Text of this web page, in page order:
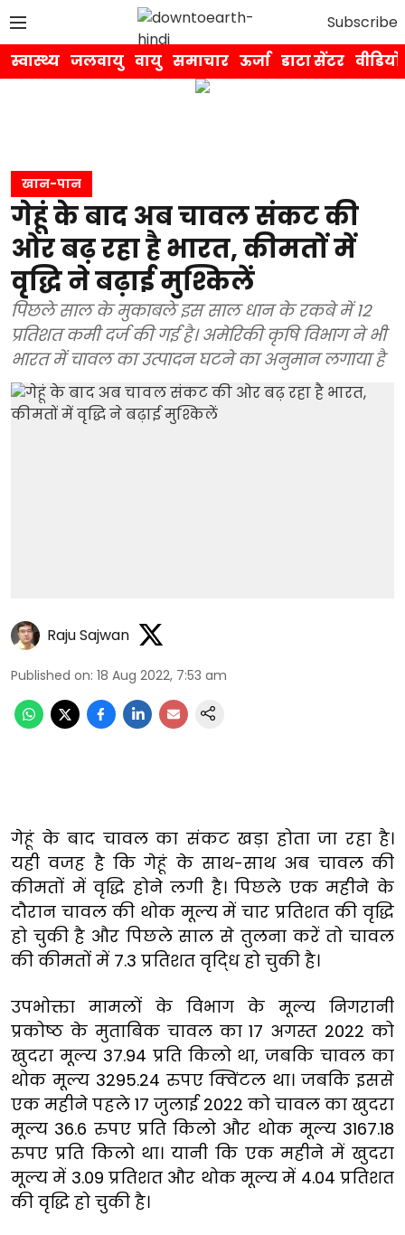
Subscribe
स्वास्थ्य जलवायु वायु समाचार ऊर्जा डाटा सेंटर वीडियो
खान-पान
गेहूं के बाद अब चावल संकट की
ओर बढ़ रहा है भारत, कीमतों में
वृद्धि ने बढ़ाई मुश्किलें
पिछले साल के मुकाबले इस साल धान के रकबे में 12
प्रतिशत कमी दर्ज की गई है। अमेरिकी कृषि विभाग ने भी
भारत में चावल का उत्पादन घटने का अनुमान लगाया है
Raju Sajwan
Published on: 18 Aug 2022, 7:53 am
गेहूं के बाद चावल का संकट खड़ा होता जा रहा है।
यही वजह है कि गेहूं के साथ-साथ अब चावल की
कीमतों में वृद्धि होने लगी है। पिछले एक महीने के
दौरान चावल की थोक मूल्य में चार प्रतिशत की वृद्धि
हो चुकी है और पिछले साल से तुलना करें तो चावल
की कीमतों में 7.3 प्रतिशत वृदि्ध हो चुकी है।
उपभोक्ता मामलों के विभाग के मूल्य निगरानी
प्रकोष्ठ के मुताबिक चावल का 17 अगस्त 2022 को
खुदरा मूल्य 37.94 प्रति किलो था, जबकि चावल का
थोक मूल्य 3295.24 रुपए क्विंटल था। जबकि इससे
एक महीने पहले 17 जुलाई 2022 को चावल का खुदरा
मूल्य 36.6 रुपए प्रति किलो और थोक मूल्य 3167.18
रुपए प्रति किलो था। यानी कि एक महीने में खुदरा
मूल्य में 3.09 प्रतिशत और थोक मूल्य में 4.04 प्रतिशत
की वृद्धि हो चुकी है।